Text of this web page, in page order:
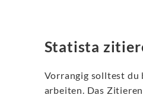
Statista
Vorrangig solltest du
arbeiten. Das